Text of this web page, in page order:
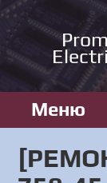
Меню